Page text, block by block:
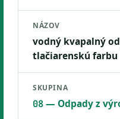
NÁZOV
vodný kvapalný
tlačiarenskú farbu
SKUPINA
08— Odpady z